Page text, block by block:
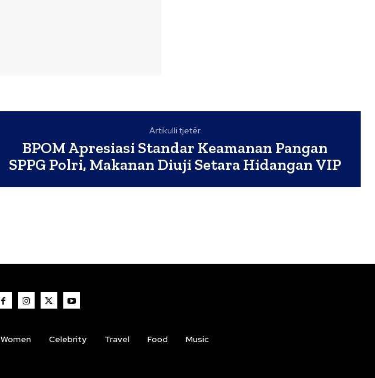
Artikulli tjetër
BPOM Apresiasi Standar Keamanan Pangan
SPPG Polri, Makanan Diuji Setara Hidangan VIP
Women Celebrity Travel Food Music